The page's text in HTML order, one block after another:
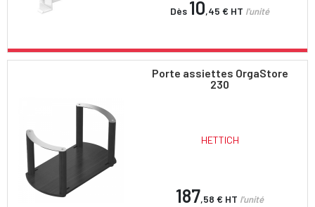
Dès 10,45 € HT l'unité
Porte assiettes OrgaStore
230
HETTICH
187,58 € HT l'unité